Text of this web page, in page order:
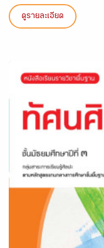
ดูรายละเอียด